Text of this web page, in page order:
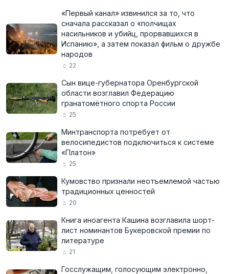
«Первый канал» извинился за то, что
сначала рассказал о «полчищах
насильников и убийц, прорвавшихся в
Испанию», а затем показал фильм о дружбе
народов
22
Сын вице-губернатора Оренбургской
области возглавил Федерацию
гранатомётного спорта России
25
Минтранспорта потребует от
велосипедистов подключиться к системе
«Платон»
25
Кумовство признали неотъемлемой частью
традиционных ценностей
20
Книга иноагента Кашина возглавила шорт-
лист номинантов Букеровской премии по
литературе
21
Госслужащим, голосующим электронно,